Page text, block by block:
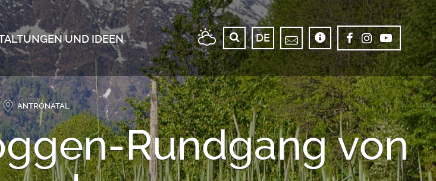
UND IDEEN DE
ANTRONATAL
Rundgang von